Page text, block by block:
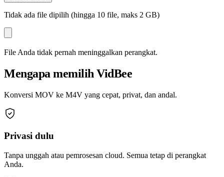
Tidak ada file dipilih (hingga 10 file, maks 2 GB)
File Anda tidak pernah meninggalkan perangkat.
Mengapa memilih VidBee
Konversi MOV ke M4V yang cepat, privat, dan andal.
Privasi dulu
Tanpa unggah atau pemrosesan cloud. Semua tetap di perangkat
Anda.